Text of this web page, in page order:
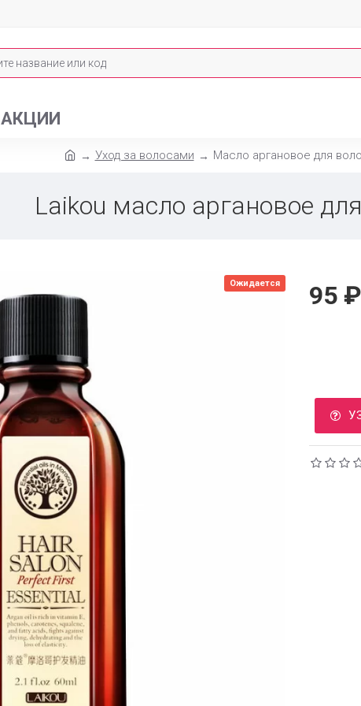
АКЦИИ
Уход за волосами Масло аргановое для
Laikou масло аргановое
Ожидается 95 ₽